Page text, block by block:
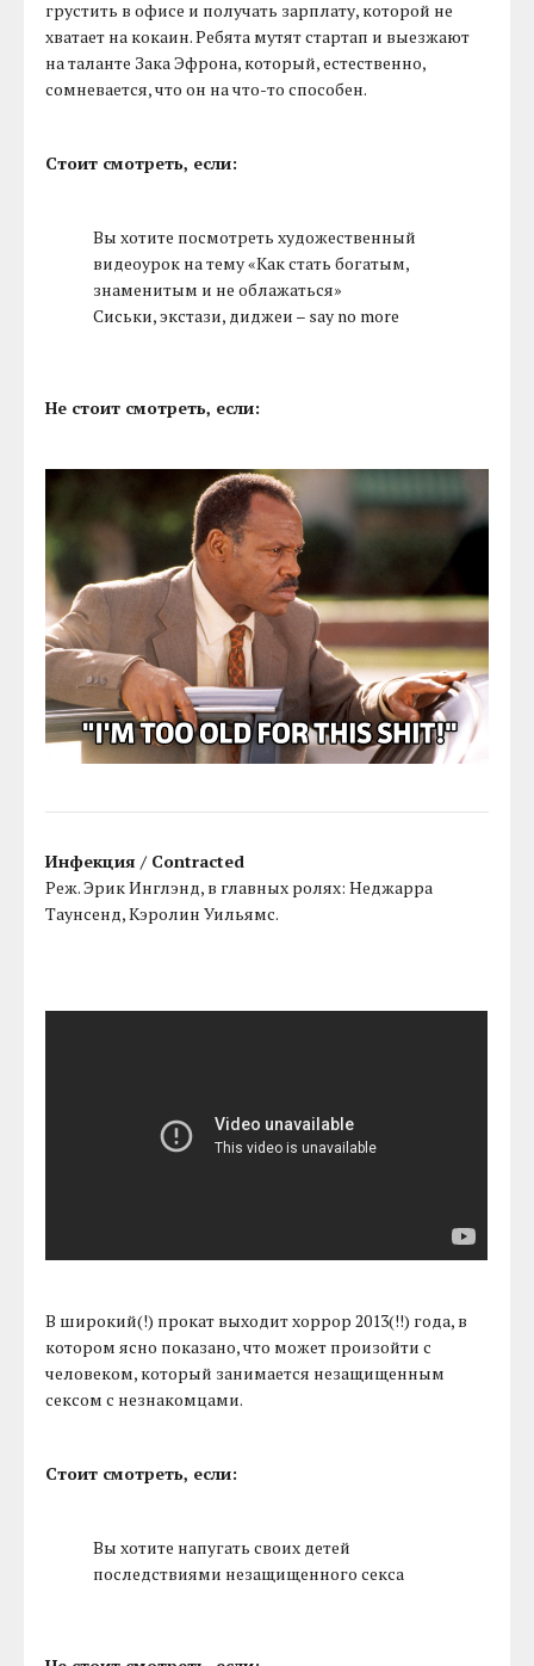
грустить в офисе и получать зарплату, которой не
хватает на кокаин. Ребята мутят стартап и выезжают
на таланте Зака Эфрона, который, естественно,
сомневается, что он на что-то способен.
Стоит смотреть, если:
Вы хотите посмотреть художественный
видеоурок на тему «Как стать богатым,
знаменитым и не облажаться»
Сиськи, экстази, диджеи – say no more
Не стоит смотреть, если:
Инфекция / Contracted
Реж. Эрик Инглэнд, в главных ролях: Неджарра
Таунсенд, Кэролин Уильямс.
В широкий(!) прокат выходит хоррор 2013(!!) года, в
котором ясно показано, что может произойти с
человеком, который занимается незащищенным
сексом с незнакомцами.
Стоит смотреть, если:
Вы хотите напугать своих детей
последствиями незащищенного секса